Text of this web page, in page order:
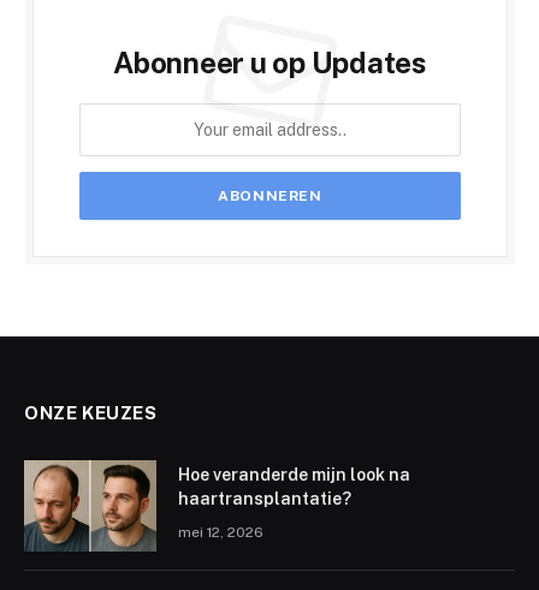
Abonneer u op Updates
ONZE KEUZES
Hoe veranderde mijn look na
haartransplantatie?
mei 12, 2026